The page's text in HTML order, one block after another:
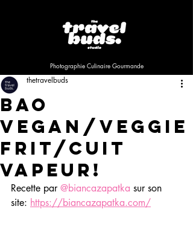
Photographie Culinaire Gourmande
Bao
Vegan/Veggie
Frit/Cuit
Vapeur!
thetravelbuds
Recette par @biancazapatka sur son
site: https://biancazapatka.com/